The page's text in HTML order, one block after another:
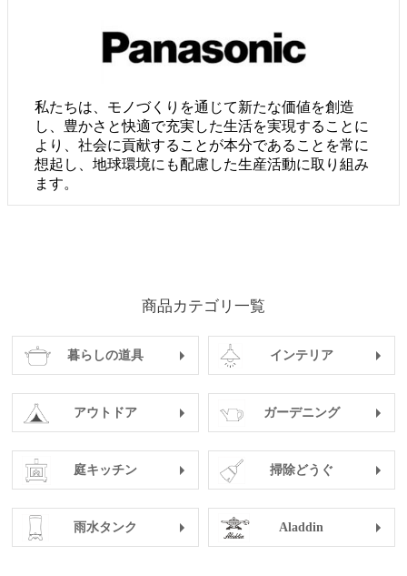
私たちは、モノづくりを通じて新たな価値を創造
し、豊かさと快適で充実した生活を実現することに
より、社会に貢献することが本分であることを常に
想起し、地球環境にも配慮した生産活動に取り組み
ます。
商品カテゴリ一覧
暮らしの道具 インテリア
アウトドア ガーデニング
庭キッチン 掃除どうぐ
雨水タンク Aladdin